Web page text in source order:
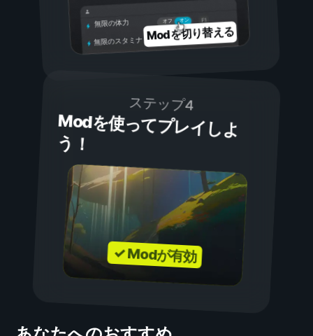
オン
オフ
無限の体力
無限のスタミナ Modを切り替える
ステップ4
Modを使ってプレイしよ
う！
✓ Modが有効